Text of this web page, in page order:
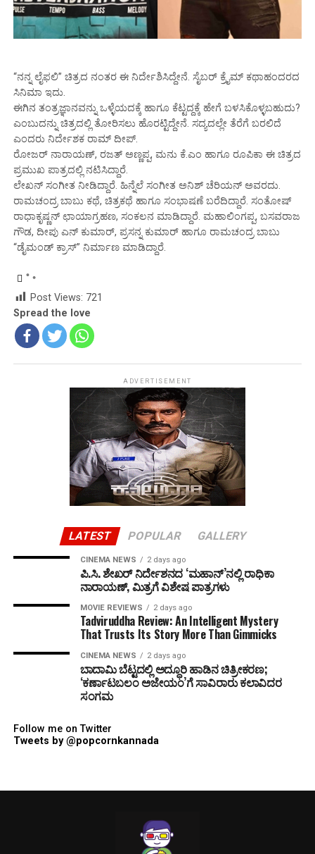
“ನನ್ನ ಲೈಫಲಿ” ಚಿತ್ರದ ನಂತರ ಈ ನಿರ್ದೇಶಿಸಿದ್ದೇನೆ. ಸೈಬರ್ ಕ್ರೈಮ್ ಕಥಾಹಂದರದ
ಸಿನಿಮಾ ಇದು.
ಈಗಿನ ತಂತ್ರಜ್ಞಾನವನ್ನು ಒಳ್ಳೆಯದಕ್ಕೆ ಹಾಗೂ ಕೆಟ್ಟದ್ದಕ್ಕೆ ಹೇಗೆ ಬಳಸಿಕೊಳ್ಳಬಹುದು?
ಎಂಬುದನ್ನು ಚಿತ್ರದಲ್ಲಿ ತೋರಿಸಲು ಹೊರಟ್ಟಿದ್ದೇನೆ. ಸದ್ಯದಲ್ಲೇ ತೆರೆಗೆ ಬರಲಿದೆ
ಎಂದರು ನಿರ್ದೇಶಕ ರಾಮ್ ದೀಪ್.
ರೋಜರ್ ನಾರಾಯಣ್, ರಜತ್ ಅಣ್ಣಪ್ಪ, ಮನು ಕೆ.ಎಂ ಹಾಗೂ ರೂಪಿಕಾ ಈ ಚಿತ್ರದ
ಪ್ರಮುಖ ಪಾತ್ರದಲ್ಲಿ ನಟಿಸಿದ್ದಾರೆ.
ಲೇಖನ್ ಸಂಗೀತ ನೀಡಿದ್ದಾರೆ. ಹಿನ್ನೆಲೆ ಸಂಗೀತ ಅನಿಶ್ ಚೆರಿಯನ್ ಅವರದು.
ರಾಮಚಂದ್ರ ಬಾಬು ಕಥೆ, ಚಿತ್ರಕಥೆ ಹಾಗೂ ಸಂಭಾಷಣೆ ಬರೆದಿದ್ದಾರೆ. ಸಂತೋಷ್
ರಾಧಾಕೃಷ್ಣನ್ ಛಾಯಾಗ್ರಹಣ, ಸಂಕಲನ ಮಾಡಿದ್ದಾರೆ. ಮಹಾಲಿಂಗಪ್ಪ, ಬಸವರಾಜ
ಗೌಡ, ದೀಪು ಎನ್ ಕುಮಾರ್, ಪ್ರಸನ್ನ ಕುಮಾರ್ ಹಾಗೂ ರಾಮಚಂದ್ರ ಬಾಬು
“ಡೈಮಂಡ್ ಕ್ರಾಸ್” ನಿರ್ಮಾಣ ಮಾಡಿದ್ದಾರೆ.
Post Views: 721
Spread the love
ADVERTISEMENT
LATEST POPULAR GALLERY
CINEMA NEWS 2 days ago
ಪಿ.ಸಿ. ಶೇಖರ್ ನಿರ್ದೇಶನದ ‘ಮಹಾನ್’ನಲ್ಲಿ ರಾಧಿಕಾ
ನಾರಾಯಣ್, ಮಿತ್ರಗೆ ವಿಶೇಷ ಪಾತ್ರಗಳು
MOVIE REVIEWS 2 days ago
Tadviruddha Review: An Intelligent Mystery
That Trusts Its Story More Than Gimmicks
CINEMA NEWS 2 days ago
ಬಾದಾಮಿ ಬೆಟ್ಟದಲ್ಲಿ ಅದ್ಧೂರಿ ಹಾಡಿನ ಚಿತ್ರೀಕರಣ;
‘ಕರ್ಣಾಟಬಲಂ ಅಜೇಯಂ’ಗೆ ಸಾವಿರಾರು ಕಲಾವಿದರ
ಸಂಗಮ
Follow me on Twitter
Tweets by @popcornkannada